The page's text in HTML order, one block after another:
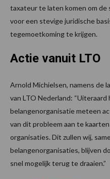
taxateur te laten komen om
voor een stevige juridische
tegemoetkoming te krijgen.
Actie vanuit LTO
Arnold Michielsen, namens de
van LTO Nederland: “Uiteraard
belangenorganisatie meteen
van dit probleem aan te
organisaties. Dit zullen wij,
belangenorganisaties, blijven
snel mogelijk terug te draaien.”